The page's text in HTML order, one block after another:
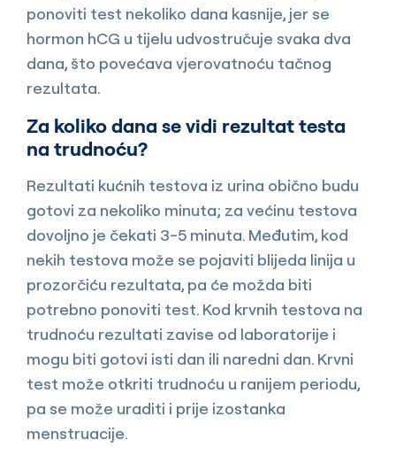
ponoviti test nekoliko dana kasnije, jer se
hormon hCG u tijelu udvostručuje svaka dva
dana, što povećava vjerovatnoću tačnog
rezultata.
Za koliko dana se vidi rezultat testa
na trudnoću?
Rezultati kućnih testova iz urina obično budu
gotovi za nekoliko minuta; za većinu testova
dovoljno je čekati 3-5 minuta. Međutim, kod
nekih testova može se pojaviti blijeda linija u
prozorčiću rezultata, pa će možda biti
potrebno ponoviti test. Kod krvnih testova na
trudnoću rezultati zavise od laboratorije i
mogu biti gotovi isti dan ili naredni dan. Krvni
test može otkriti trudnoću u ranijem periodu,
pa se može uraditi i prije izostanka
menstruacije.